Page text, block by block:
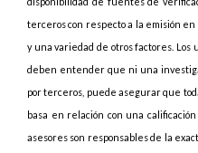
terceros con respecto a la emisión
y una variedad de otros factores. Los
deben entender que ni una
por terceros, puede asegurar que
basa en relación con una
asesores son responsables de la